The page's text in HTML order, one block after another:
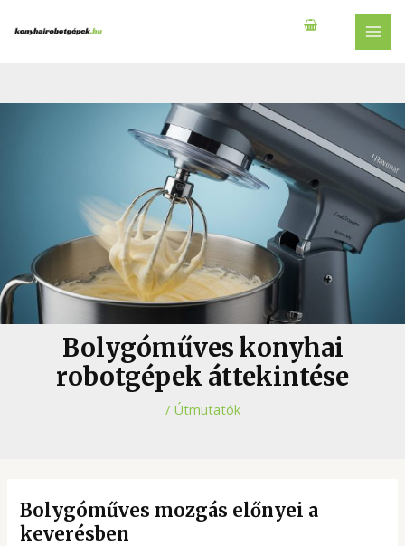
Bolygóműves konyhai
robotgépek áttekintése
/ Útmutatók
Bolygóműves mozgás előnyei a
keverésben